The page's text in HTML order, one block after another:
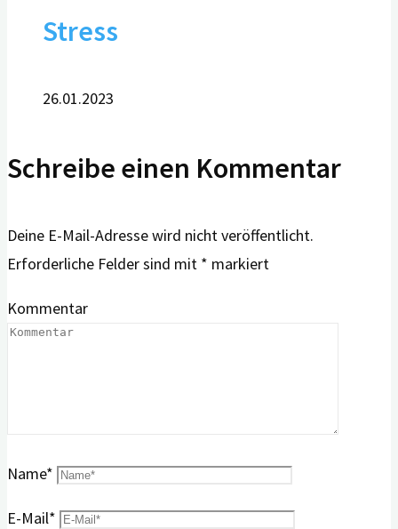
Stress
26.01.2023
Schreibe einen Kommentar
Deine E-Mail-Adresse wird nicht veröffentlicht.
Erforderliche Felder sind mit * markiert
Kommentar
Name*
E-Mail*